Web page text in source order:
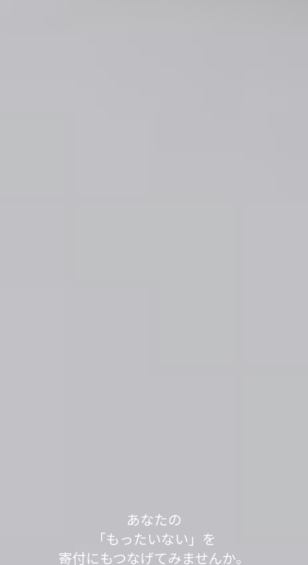
「もったいない」が
世界の
「ありがとう」につながっています。
不用品を送って1,000L分、SNSシェアで100L分の
水をきれいにする浄化剤を寄付する
取り組みを実施中です。
あなたの
「もったいない」を
寄付にもつなげてみませんか。
あなたの不用品が世界の人々の役に立っていま
す。
「もったいない運送」は、
今日も寄付で
見知らぬ誰かの笑顔が
生まれました。
「もったいない」が
世界の
「ありがとう」につながっています。
不用品を送って1,000L分、SNSシェアで100L分の
水をきれいにする浄化剤を寄付する
取り組みを実施中です。